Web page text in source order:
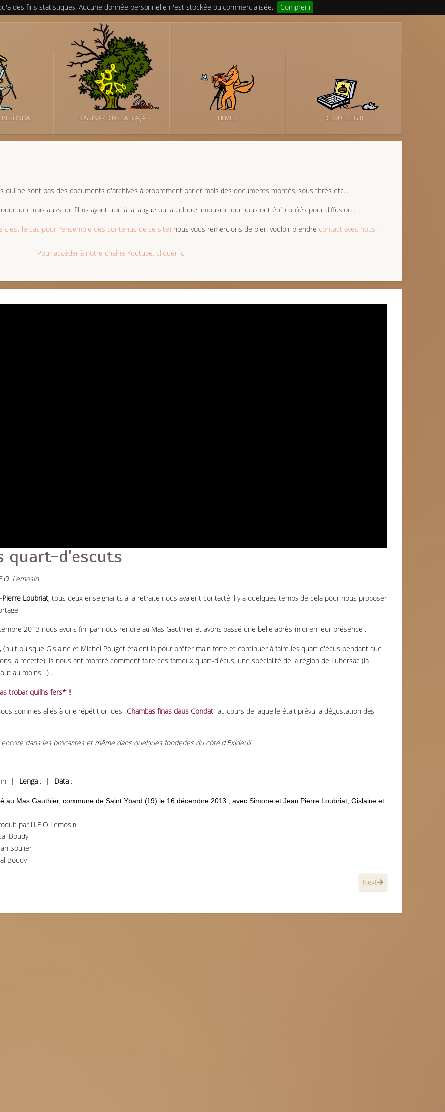
des fins statistiques. Aucune donnée personnelle n'est stockée ou commercialisée. Compreni
BESONHA FOSSINAR DINS LA BIAÇA FILMES DE QUE LEGIR
qui ne sont pas des documents d'archives à proprement parler mais des documents montés, sous titrés etc...
mais aussi de films ayant trait à la langue ou la culture limousine qui nous ont été confiés pour diffusion .
c'est le cas pour l'ensemble des contenus de ce site)nous vous remercions de bien vouloir prendre contact avec nous .
Pour accéder à notre chaîne Youtube, cliquer ici
quart-d'escuts
Lemosin
Pierre Loubriat, tous deux enseignants à la retraite nous avaient contacté il y a quelques temps de cela pour nous proposer
.
2013 nous avons fini par nous rendre au Mas Gauthier et avons passé une belle après-midi en leur présence .
(huit puisque Gislaine et Michel Pouget étaient là pour prêter main forte et continuer à faire les quart d'écus pendant que
la recette) ils nous ont montré comment faire ces fameux quart-d'écus, une spécialité de la région de Lubersac (la
au moins ! ) .
trobar quilhs fers* !!
sommes allés à une répétition des "Chambas finas daus Condat" au cours de laquelle était prévu la dégustation des
dans les brocantes et même dans quelques fonderies du côté d'Exideuil
-|- Lenga : -|- Data :
au Mas Gauthier, commune de Saint Ybard (19) le 16 décembre 2013 , avec Simone et Jean Pierre Loubriat, Gislaine et
par l'I.E.O Lemosin
Boudy
Soulier
Boudy
Next